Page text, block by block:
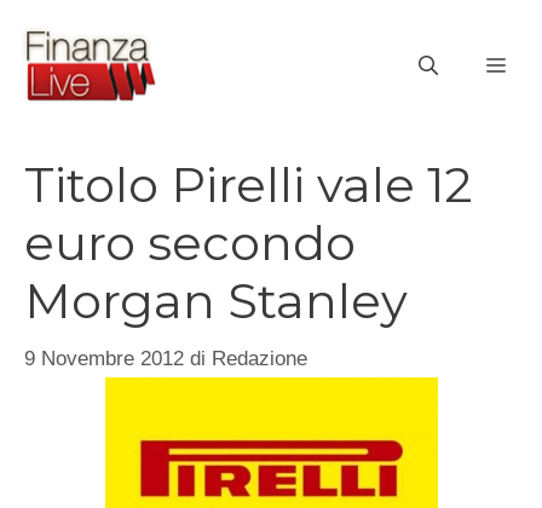
contenuto
Titolo Pirelli vale 12
euro secondo
Morgan Stanley
9 Novembre 2012 di Redazione